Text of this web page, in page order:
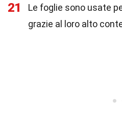
21 Le foglie sono usate
grazie al loro alto